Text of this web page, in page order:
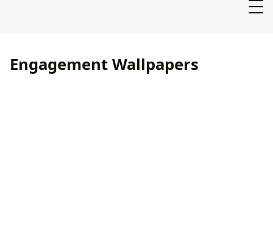
Engagement Wallpapers